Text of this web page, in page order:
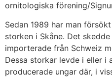
ornitologiska förening/
Sedan 1989 har man
storken i Skåne. Det
importerade från Schweiz
Dessa storkar levde i eller i
producerade ungar där, i